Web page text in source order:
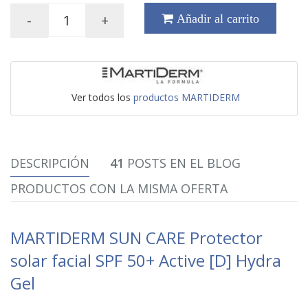
- + Añadir al carrito
Ver todos los productos MARTIDERM
DESCRIPCIÓN 41 POSTS EN EL BLOG
PRODUCTOS CON LA MISMA OFERTA
MARTIDERM SUN CARE Protector
solar facial SPF 50+ Active [D] Hydra
Gel